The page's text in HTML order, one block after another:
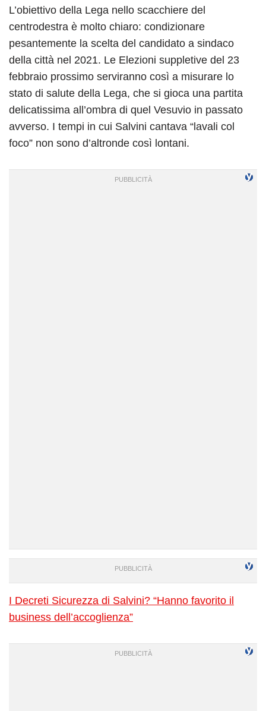
L’obiettivo della Lega nello scacchiere del
centrodestra è molto chiaro: condizionare
pesantemente la scelta del candidato a sindaco
della città nel 2021. Le Elezioni suppletive del 23
febbraio prossimo serviranno così a misurare lo
stato di salute della Lega, che si gioca una partita
delicatissima all’ombra di quel Vesuvio in passato
avverso. I tempi in cui Salvini cantava “lavali col
foco” non sono d’altronde così lontani.
I Decreti Sicurezza di Salvini? “Hanno favorito il
business dell’accoglienza”